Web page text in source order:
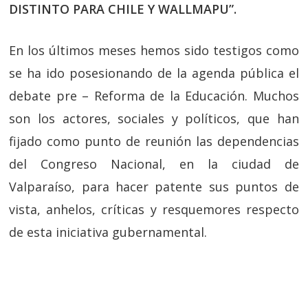
DISTINTO PARA CHILE Y WALLMAPU”.
En los últimos meses hemos sido testigos como
se ha ido posesionando de la agenda pública el
debate pre – Reforma de la Educación. Muchos
son los actores, sociales y políticos, que han
fijado como punto de reunión las dependencias
del Congreso Nacional, en la ciudad de
Valparaíso, para hacer patente sus puntos de
vista, anhelos, críticas y resquemores respecto
de esta iniciativa gubernamental.